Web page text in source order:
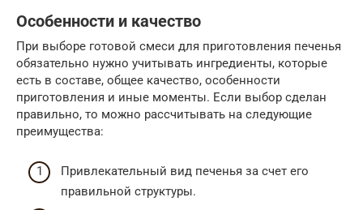
Особенности и качество
При выборе готовой смеси для приготовления печенья
обязательно нужно учитывать ингредиенты, которые
есть в составе, общее качество, особенности
приготовления и иные моменты. Если выбор сделан
правильно, то можно рассчитывать на следующие
преимущества:
Привлекательный вид печенья за счет его
правильной структуры.